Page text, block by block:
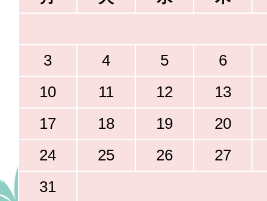
3 4 5
6
10
11 12
13
17
18 19
20
24
25 26
27
31